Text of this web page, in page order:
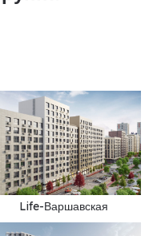
Life-Варшавская